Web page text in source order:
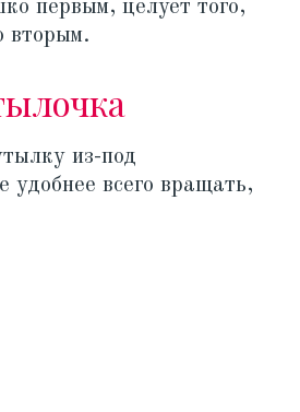
первым, целует того,
вторым.
из-под
удобнее всего вращать,